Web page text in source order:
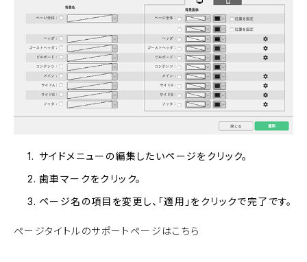
サイドメニューの編集したいページをクリック。
歯車マークをクリック。
ページ名の項目を変更し、「適用」をクリックで完了です。
ページタイトルのサポートページはこちら